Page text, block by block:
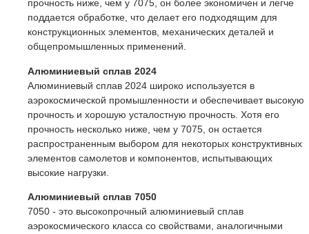
прочность ниже, чем у 7075, он более экономичен и легче
поддается обработке, что делает его подходящим для
конструкционных элементов, механических деталей и
общепромышленных применений.
Алюминиевый сплав 2024
Алюминиевый сплав 2024 широко используется в
аэрокосмической промышленности и обеспечивает высокую
прочность и хорошую усталостную прочность. Хотя его
прочность несколько ниже, чем у 7075, он остается
распространенным выбором для некоторых конструктивных
элементов самолетов и компонентов, испытывающих
высокие нагрузки.
Алюминиевый сплав 7050
7050 - это высокопрочный алюминиевый сплав
аэрокосмического класса со свойствами, аналогичными